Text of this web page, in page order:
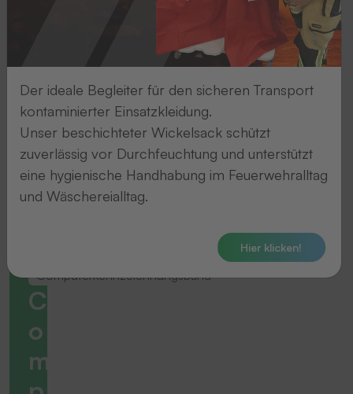
Computerkennzeichnungsband
C
o
m
Der ideale Begleiter für den sicheren Transport
kontaminierter Einsatzkleidung.
Unser beschichteter Wickelsack schützt
zuverlässig vor Durchfeuchtung und unterstützt
eine hygienische Handhabung im Feuerwehralltag
und Wäschereialltag.
Hier klicken!